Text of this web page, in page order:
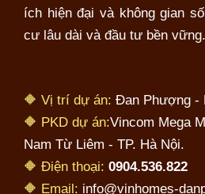
ích hiện đại và không gian
cư lâu dài và đầu tư bền vững.
🔶 Vị trí dự án: Đan Phượng -
🔶 PKD dự án:Vincom Mega
Nam Từ Liêm - TP. Hà Nội.
🔶 Điện thoại: 0904.536.822
🔶 Email: info@vinhomes-